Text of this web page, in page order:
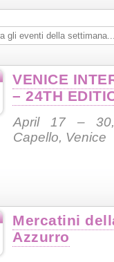
VENICE
– 24TH
April 17 – 30,
Capello, Venice
Mercatini
Azzurro